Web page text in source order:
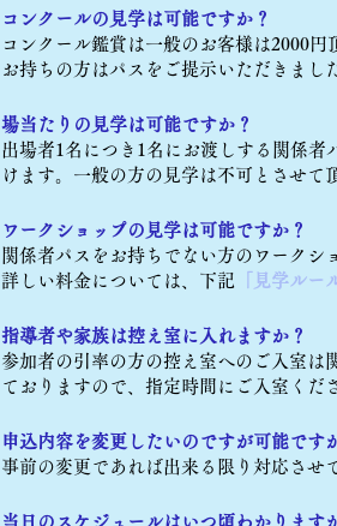
コンクールの見学は可能ですか？
コンクール鑑賞は一般のお客様は2000
お持ちの方はパスをご提示いただきまし
場当たりの見学は可能ですか？
出場者1名につき1名にお渡しする関係
けます。一般の方の見学は不可とさせて
ワークショップの見学は可能ですか？
関係者パスをお持ちでない方のワークシ
詳しい料金については、下記
見学ルー
指導者や家族は控え室に入れますか？
参加者の引率の方の控え室へのご入室は
ておりますので、指定時間にご入室くだ
申込内容を変更したいのですが可能です
事前の変更であれば出来る限り対応させ
当日のスケジュールはいつ頃わかります